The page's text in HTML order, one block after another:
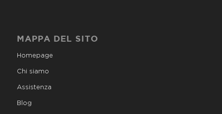
MAPPA DEL SITO
Homepage
Chi siamo
Assistenza
Blog